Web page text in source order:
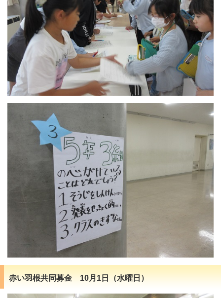
赤い羽根共同募金 10月1日（水曜日）